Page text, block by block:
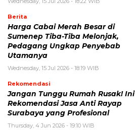
Berita
Harga Cabai Merah Besar di
Sumenep Tiba-Tiba Melonjak,
Pedagang Ungkap Penyebab
Utamanya
Wednesday, 15 Jul 2026 - 18:19 WIB
Rekomendasi
Jangan Tunggu Rumah Rusak! Ini
Rekomendasi Jasa Anti Rayap
Surabaya yang Profesional
Thursday, 4 Jun 2026 - 19:10 WIB